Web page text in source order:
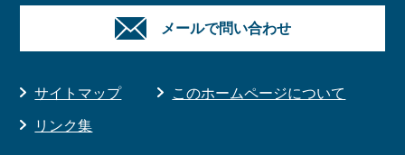
メールで問い合わせ
サイトマップ
このホームページについて
リンク集